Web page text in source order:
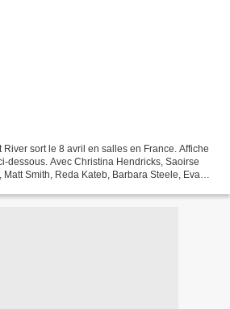
River sort le 8 avril en salles en France. Affiche
dessous. Avec Christina Hendricks, Saoirse
Smith, Reda Kateb, Barbara Steele, Eva